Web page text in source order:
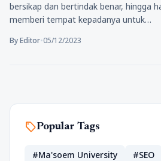
bersikap dan bertindak benar, hingga
memberi tempat kepadanya untuk…
By Editor•05/12/2023
sellPopular Tags
#Ma'soem University #SEO